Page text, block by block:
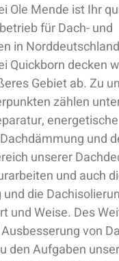
Ole Mende ist Ihr
für Dach- und
in
Quickborn decken
Gebiet ab. Zu
zählen
energetische
und
unserer
und auch
die
und Weise. Des
von
den Aufgaben